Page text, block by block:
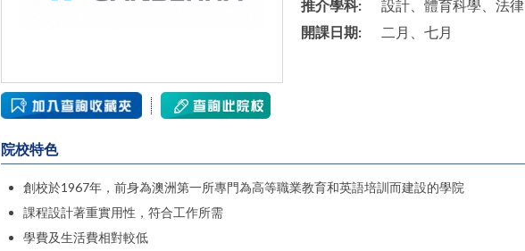
推介學科:
設計、體育科學、法律
開課日期:
二月、七月
院校特色
創校於1967年，前身為澳洲第一所專門為高等職業教育和英語培訓而建設的學院
課程設計著重實用性，符合工作所需
學費及生活費相對較低